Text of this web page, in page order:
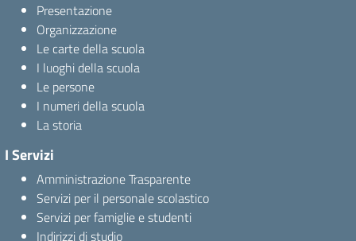
Presentazione
Organizzazione
Le carte della scuola
I luoghi della scuola
Le persone
I numeri della scuola
La storia
I Servizi
Amministrazione Trasparente
Servizi per il personale scolastico
Servizi per famiglie e studenti
Indirizzi di studio